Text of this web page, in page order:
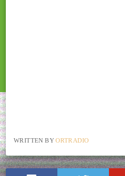
WRITTEN BYORTRADIO